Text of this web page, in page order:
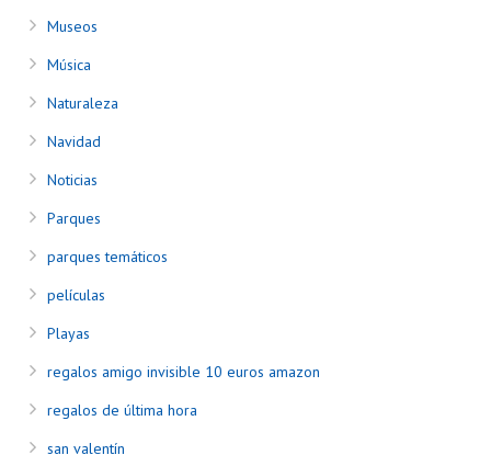
Museos
Música
Naturaleza
Navidad
Noticias
Parques
parques temáticos
películas
Playas
regalos amigo invisible 10 euros amazon
regalos de última hora
san valentín